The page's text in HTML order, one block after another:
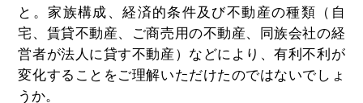
と。家族構成、経済的条件及び不動産の種類（自
宅、賃貸不動産、ご商売用の不動産、同族会社の経
営者が法人に貸す不動産）などにより、有利不利が
変化することをご理解いただけたのではないでしょ
うか。